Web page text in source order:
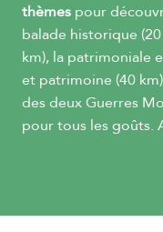
thèmes pour
balade historique
km), la patrimoniale
et patrimoine (40
des deux Guerres
pour tous les goûts.